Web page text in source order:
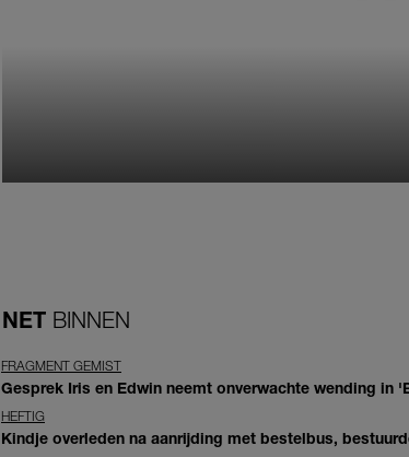
NET BINNEN
FRAGMENT GEMIST
Gesprek Iris en Edwin neemt onverwachte wending
HEFTIG
Kindje overleden na aanrijding met bestelbus,